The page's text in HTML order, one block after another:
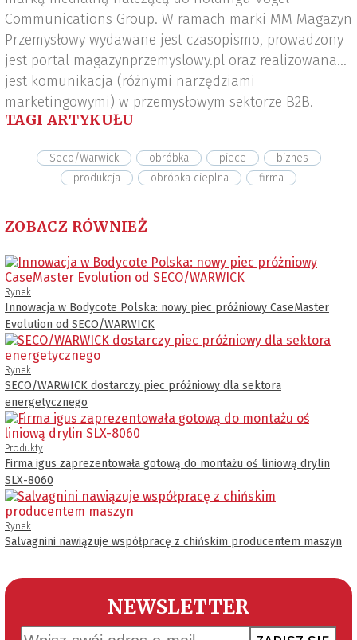
Communications Group. W ramach marki MM Magazyn
Przemysłowy wydawane jest czasopismo, prowadzony
jest portal magazynprzemyslowy.pl oraz realizowana
jest komunikacja (różnymi narzędziami
marketingowymi) w przemysłowym sektorze B2B.
TAGI ARTYKUŁU
Seco/Warwick obróbka piece
biznes
produkcja
obróbka cieplna firma
ZOBACZ RÓWNIEŻ
Rynek
Innowacja w Bodycote Polska: nowy piec próżniowy CaseMaster
Evolution od SECO/WARWICK
Rynek
SECO/WARWICK dostarczy piec próżniowy dla sektora
energetycznego
Produkty
Firma igus zaprezentowała gotową do montażu oś liniową drylin
SLX-8060
Rynek
Salvagnini nawiązuje współpracę z chińskim producentem maszyn
NEWSLETTER